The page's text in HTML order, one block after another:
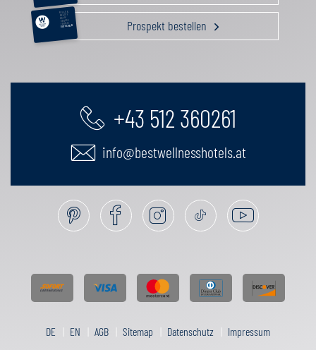
RELAX &
BEAUTY
AKTIV
GENUSS
FAMILIE
GUTSCHEIN Prospekt bestellen
+43 512 360261
info@bestwellnesshotels.at
DE EN AGB Sitemap Datenschutz
Impressum